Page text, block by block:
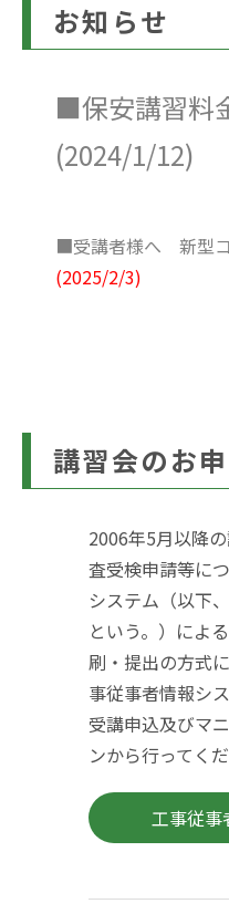
お知らせ
■保安講習料
(2024/1/12)
■受講者様へ 新型
(2025/2/3)
講習会のお
2006年5月以降
査受検申請等に
システム（以下
という。）によ
刷・提出の方式
事従事者情報シ
受講申込及びマ
ンから行ってくだ
工事従事